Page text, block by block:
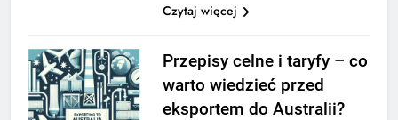
Czytaj więcej
Przepisy celne i taryfy – co
warto wiedzieć przed
eksportem do Australii?